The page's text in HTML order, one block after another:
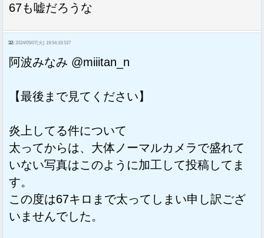
67も嘘だろうな
32: 2024/05/07(火) 19:54:19.537
阿波みなみ @miiitan_n
【最後まで見てください】
炎上してる件について
太ってからは、大体ノーマルカメラで盛れて
いない写真はこのように加工して投稿してま
す。
この度は67キロまで太ってしまい申し訳ござ
いませんでした。